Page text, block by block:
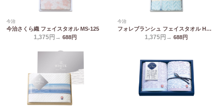
今治
今治さくら織 フェイスタオル MS-125
1,375円→ 688円
今治
フォレブランシュ フェイスタオル HBM-1259
1,375円→ 688円